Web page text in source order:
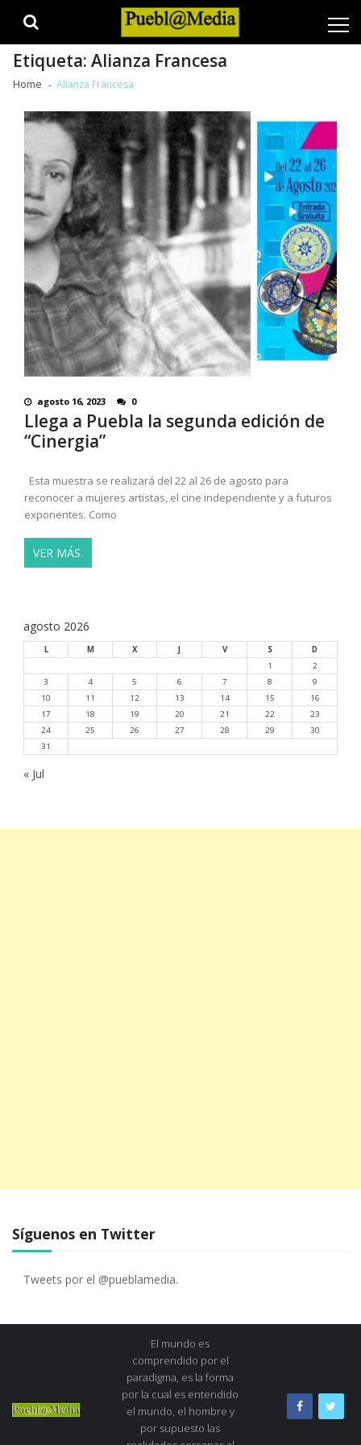
Etiqueta:Alianza Francesa
Home Alianza Francesa
agosto 16, 2023 0
Llega a Puebla la segunda edición de
“Cinergia”
Esta muestra se realizará del 22 al 26 de agosto para
reconocer a mujeres artistas, el cine independiente y a futuros
exponentes. Como
VER MÁS.
agosto 2026
L M X V S
D
1
2
3
4 5 6 7 8
9
10
11 12 13 14 15
16
17
18 19 20 21 22
23
24
25 26 27 28 29
30
31
« Jul
Síguenos en Twitter
Tweets por el @pueblamedia.
El mundo es
comprendido por el
paradigma, es la forma
por la cual es entendido
el mundo, el hombre y
por supuesto las